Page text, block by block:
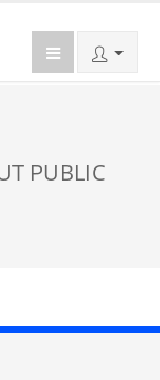
PUBLIC